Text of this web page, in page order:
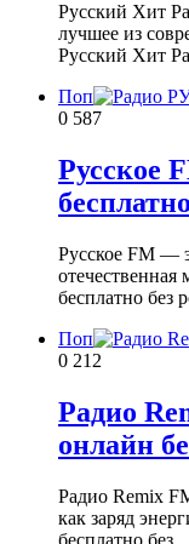
Русский Хит
лучшее из
Русский Хит
Поп
0 587
Русское
бесплатно
Русское FM —
бесплатно без
Поп
0 212
Радио
онлайн
Радио Remix
как заряд
бесплатно